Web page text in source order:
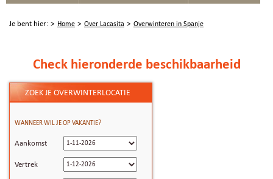
Je bent hier: Home Over Lacasita Overwinteren in Spanje
Check hieronderde beschikbaarheid
ZOEK JE OVERWINTERLOCATIE
WANNEER WIL JE OP VAKANTIE?
Aankomst
Vertrek